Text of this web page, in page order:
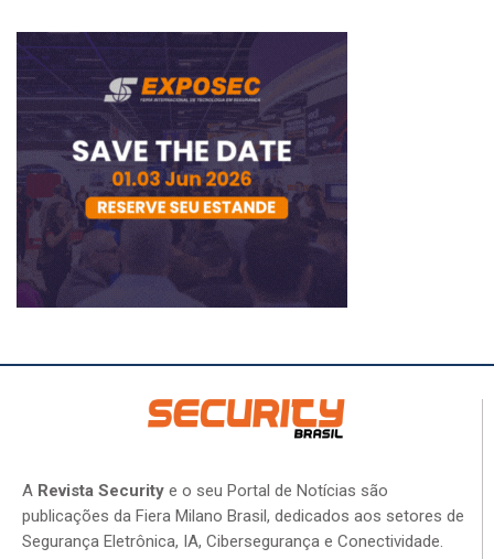
A Revista Security e o seu Portal de Notícias são
publicações da Fiera Milano Brasil, dedicados aos setores de
Segurança Eletrônica, IA, Cibersegurança e Conectividade.